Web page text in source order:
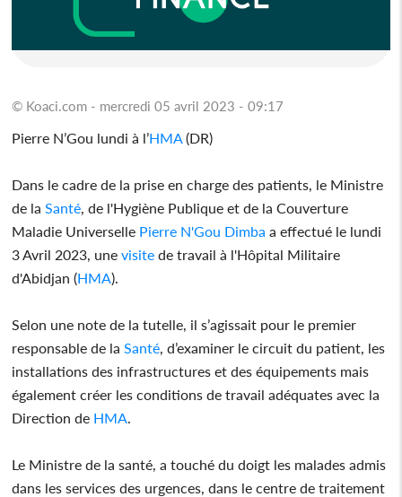
© Koaci.com - mercredi 05 avril 2023 - 09:17
Pierre N’Gou lundi à l’HMA (DR)
Dans le cadre de la prise en charge des patients, le Ministre
de la Santé , de l'Hygiène Publique et de la Couverture
Maladie Universelle Pierre N'Gou Dimba a effectué le lundi
3 Avril 2023, unevisite de travail à l'Hôpital Militaire
d'Abidjan (HMA).
Selon une note de la tutelle, il s’agissait pour le premier
responsable de la Santé , d’examiner le circuit du patient, les
installations des infrastructures et des équipements mais
également créer les conditions de travail adéquates avec la
Direction de HMA
Le Ministre de la santé, a touché du doigt les malades admis
dans les services des urgences, dans le centre de traitement